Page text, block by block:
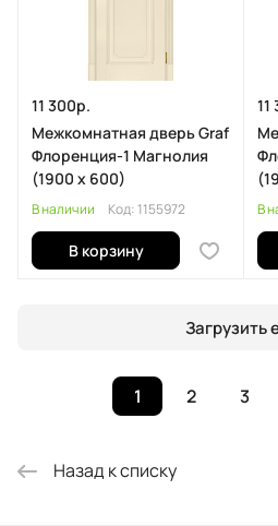
11 300р.
Межкомнатная дверь Graf
Флоренция-1 Магнолия
(1900 х 600)
В наличии Код: 1155972
В корзину
11
В
Загрузить
1 2 3
Назад к списку